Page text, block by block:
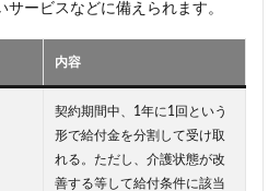
ービスなどに備えられます。
内容
契約期間中、1年に1回という
形で給付金を分割して受け取
れる。ただし、介護状態が改
善する等して給付条件に該当